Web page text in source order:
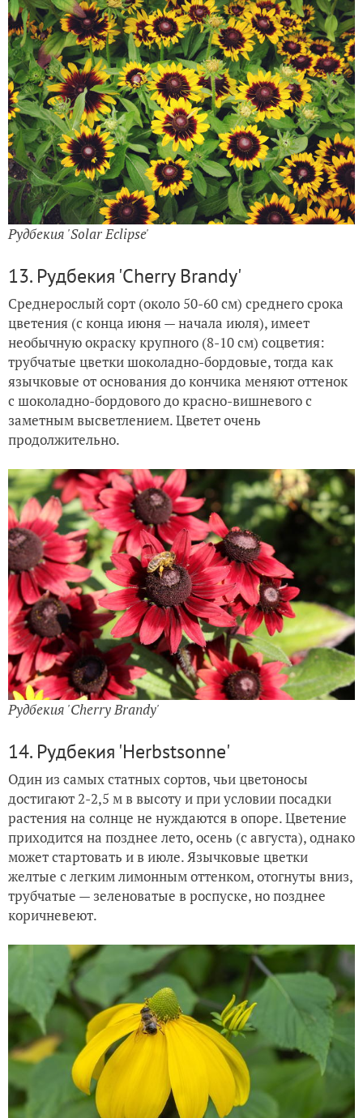
Рудбекия 'Solar Eclipse'
13. Рудбекия 'Cherry Brandy'
Среднерослый сорт (около 50-60 см) среднего срока
цветения (с конца июня — начала июля), имеет
необычную окраску крупного (8-10 см) соцветия:
трубчатые цветки шоколадно-бордовые, тогда как
язычковые от основания до кончика меняют оттенок
с шоколадно-бордового до красно-вишневого с
заметным высветлением. Цветет очень
продолжительно.
Рудбекия 'Cherry Brandy'
14. Рудбекия 'Herbstsonne'
Один из самых статных сортов, чьи цветоносы
достигают 2-2,5 м в высоту и при условии посадки
растения на солнце не нуждаются в опоре. Цветение
приходится на позднее лето, осень (с августа), однако
может стартовать и в июле. Язычковые цветки
желтые с легким лимонным оттенком, отогнуты вниз,
трубчатые — зеленоватые в роспуске, но позднее
коричневеют.